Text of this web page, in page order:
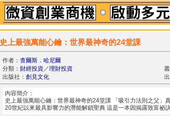
史上最強萬能心鑰：世界最神奇的24堂課
作者： 查爾斯．哈尼爾
分類： 財經投資／理財投資
出版社： 創見文化
內容簡介：
史上最強萬能心鑰：世界最神奇的24堂課 「吸引力法則之父」
20世紀以來最具影響力的潛能解鎖聖典 這是一本因揭露致富祕